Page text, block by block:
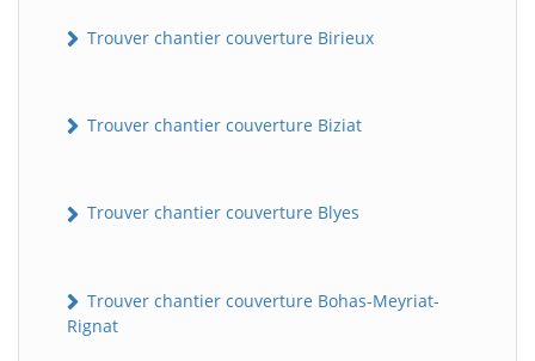
Trouver chantier couverture Birieux
Trouver chantier couverture Biziat
Trouver chantier couverture Blyes
Trouver chantier couverture Bohas-Meyriat-
Rignat